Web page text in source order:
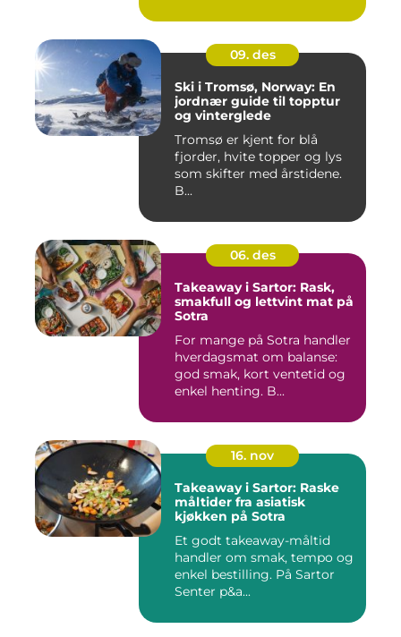
09. des
Ski i Tromsø, Norway: En
jordnær guide til topptur
og vinterglede
Tromsø er kjent for blå
fjorder, hvite topper og lys
som skifter med årstidene.
B...
06. des
Takeaway i Sartor: Rask,
smakfull og lettvint mat på
Sotra
For mange på Sotra handler
hverdagsmat om balanse:
god smak, kort ventetid og
enkel henting. B...
16. nov
Takeaway i Sartor: Raske
måltider fra asiatisk
kjøkken på Sotra
Et godt takeaway-måltid
handler om smak, tempo og
enkel bestilling. På Sartor
Senter p&a...